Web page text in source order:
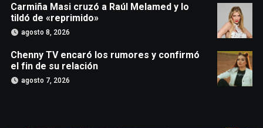
Carmiña Masi cruzó a Raúl Melamed y lo
tildó de «reprimido»
agosto 8, 2026
Chenny TV encaró los rumores y confirmó
el fin de su relación
agosto 7, 2026